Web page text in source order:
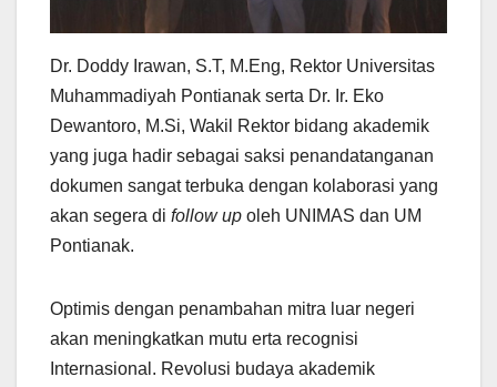
Dr. Doddy Irawan, S.T, M.Eng, Rektor Universitas
Muhammadiyah Pontianak serta Dr. Ir. Eko
Dewantoro, M.Si, Wakil Rektor bidang akademik
yang juga hadir sebagai saksi penandatanganan
dokumen sangat terbuka dengan kolaborasi yang
akan segera di follow up oleh UNIMAS dan UM
Pontianak.
Optimis dengan penambahan mitra luar negeri
akan meningkatkan mutu erta recognisi
Internasional. Revolusi budaya akademik